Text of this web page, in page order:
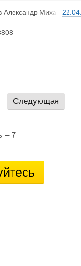
Александр Миха
Следующая
– 7